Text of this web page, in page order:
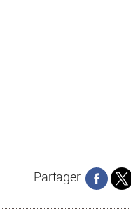
Partager